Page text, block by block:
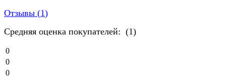
Отзывы (1)
Средняя оценка покупателей: (1)
0
0
0